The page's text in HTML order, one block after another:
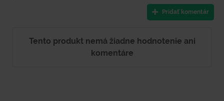
Pridať komentár
Tento produkt nemá žiadne hodnotenie ani
komentáre